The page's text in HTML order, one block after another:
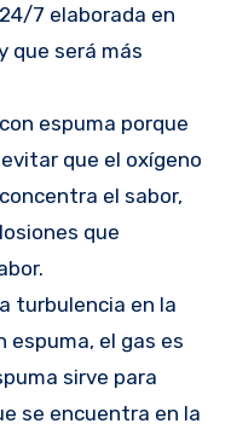
7 elaborada en
que será más
espuma porque
que el oxígeno
el sabor,
que
turbulencia en la
espuma, el gas es
sirve para
se encuentra en la